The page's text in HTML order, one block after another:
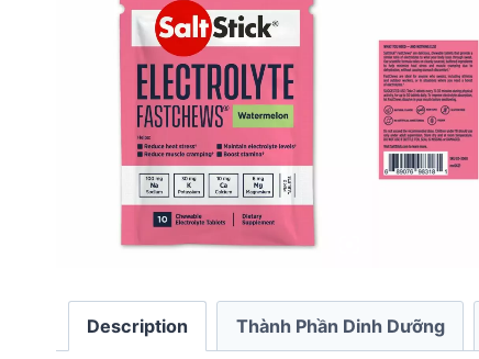
Description Thành Phần Dinh Dưỡng